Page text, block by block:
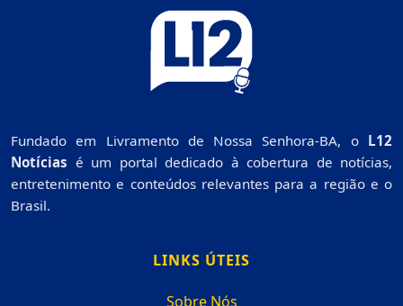
Fundado em Livramento de Nossa Senhora-BA, o L12
Notícias é um portal dedicado à cobertura de notícias,
entretenimento e conteúdos relevantes para a região e o
Brasil.
LINKS ÚTEIS
Sobre Nós